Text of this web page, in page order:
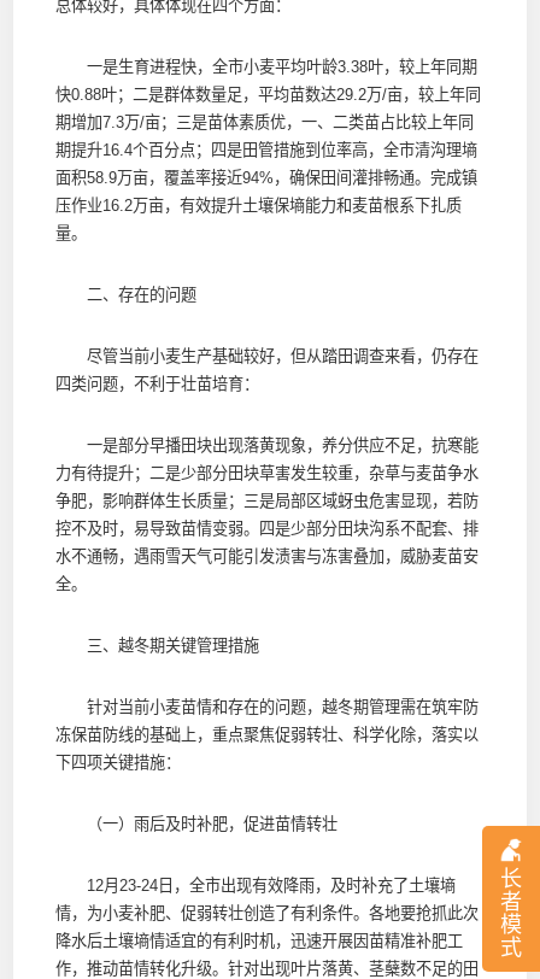
长
者
模
式
总体较好，具体体现在四个方面：
一是生育进程快，全市小麦平均叶龄3.38叶，较上年同期
快0.88叶；二是群体数量足，平均苗数达29.2万/亩，较上年同
期增加7.3万/亩；三是苗体素质优，一、二类苗占比较上年同
期提升16.4个百分点；四是田管措施到位率高，全市清沟理墒
面积58.9万亩，覆盖率接近94%，确保田间灌排畅通。完成镇
压作业16.2万亩，有效提升土壤保墒能力和麦苗根系下扎质
量。
二、存在的问题
尽管当前小麦生产基础较好，但从踏田调查来看，仍存在
四类问题，不利于壮苗培育：
一是部分早播田块出现落黄现象，养分供应不足，抗寒能
力有待提升；二是少部分田块草害发生较重，杂草与麦苗争水
争肥，影响群体生长质量；三是局部区域蚜虫危害显现，若防
控不及时，易导致苗情变弱。四是少部分田块沟系不配套、排
水不通畅，遇雨雪天气可能引发渍害与冻害叠加，威胁麦苗安
全。
三、越冬期关键管理措施
针对当前小麦苗情和存在的问题，越冬期管理需在筑牢防
冻保苗防线的基础上，重点聚焦促弱转壮、科学化除，落实以
下四项关键措施：
（一）雨后及时补肥，促进苗情转壮
12月23-24日，全市出现有效降雨，及时补充了土壤墒
情，为小麦补肥、促弱转壮创造了有利条件。各地要抢抓此次
降水后土壤墒情适宜的有利时机，迅速开展因苗精准补肥工
作，推动苗情转化升级。针对出现叶片落黄、茎蘖数不足的田